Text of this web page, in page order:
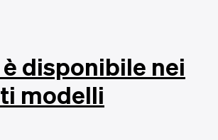
è disponibile nei
modelli